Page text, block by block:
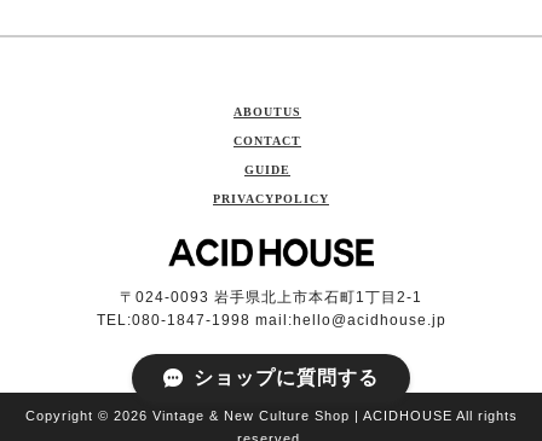
ABOUTUS
CONTACT
GUIDE
PRIVACYPOLICY
〒024-0093 岩手県北上市本石町1丁目2-1
TEL:080-1847-1998 mail: hello@acidhouse.jp
Copyright © 2026 Vintage & New Culture Shop | ACIDHOUSE All rights
ショップに質問する